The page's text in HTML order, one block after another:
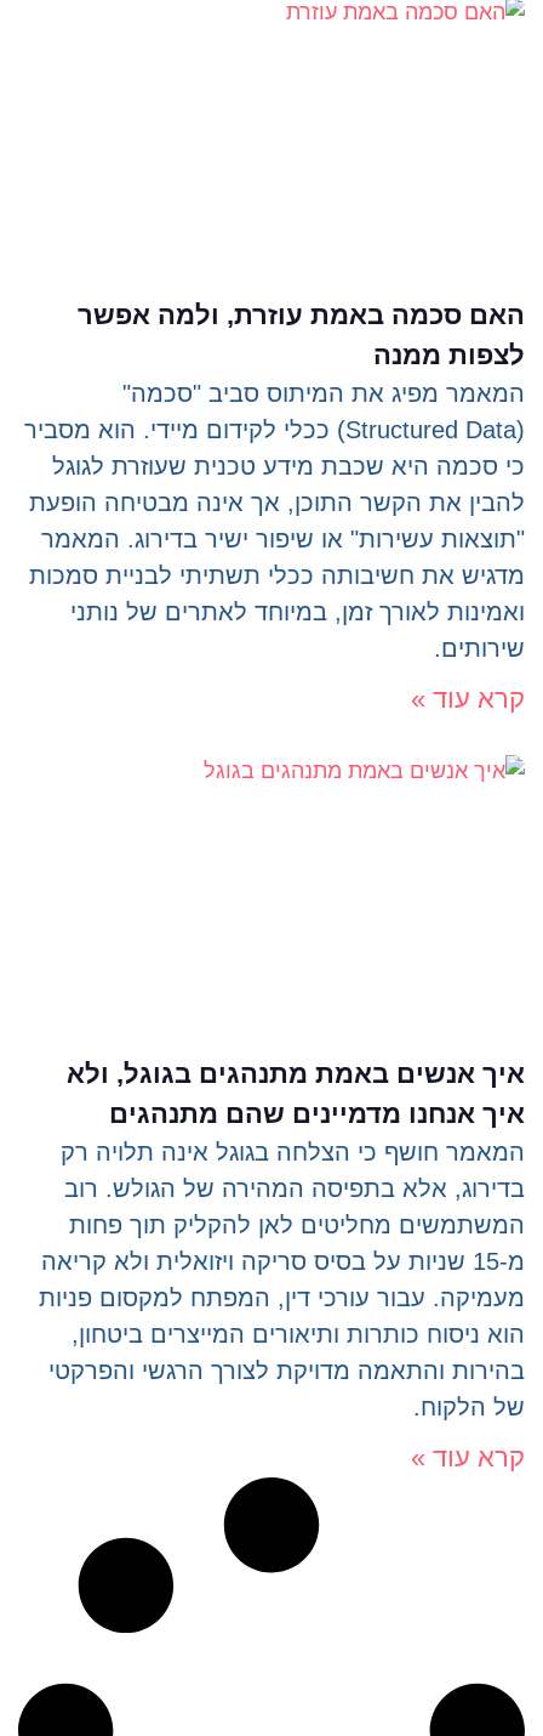
האם סכמה באמת עוזרת, ולמה אפשר
לצפות ממנה
המאמר מפיג את המיתוס סביב "סכמה"
(Structured Data) ככלי לקידום מיידי. הוא מסביר
כי סכמה היא שכבת מידע טכנית שעוזרת לגוגל
להבין את הקשר התוכן, אך אינה מבטיחה הופעת
"תוצאות עשירות" או שיפור ישיר בדירוג. המאמר
מדגיש את חשיבותה ככלי תשתיתי לבניית סמכות
ואמינות לאורך זמן, במיוחד לאתרים של נותני
שירותים.
קרא עוד »
איך אנשים באמת מתנהגים בגוגל, ולא
איך אנחנו מדמיינים שהם מתנהגים
המאמר חושף כי הצלחה בגוגל אינה תלויה רק
בדירוג, אלא בתפיסה המהירה של הגולש. רוב
המשתמשים מחליטים לאן להקליק תוך פחות
מ-15 שניות על בסיס סריקה ויזואלית ולא קריאה
מעמיקה. עבור עורכי דין, המפתח למקסום פניות
הוא ניסוח כותרות ותיאורים המייצרים ביטחון,
בהירות והתאמה מדויקת לצורך הרגשי והפרקטי
של הלקוח.
קרא עוד »